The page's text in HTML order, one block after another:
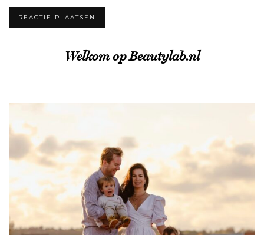
Welkom op Beautylab.nl